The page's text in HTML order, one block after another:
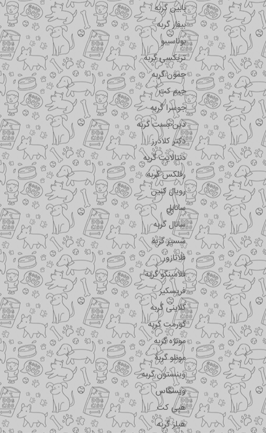
بابین گربه
بیفار گربه
بوناسیبو
تریکسی گربه
جمون گربه
جیم کت
جوسرا گربه
دین بست گربه
دکتر کلادرز
دنتالایت گربه
رفلکس گربه
رویال کنین
سانابل
سانال گربه
شسیر گربه
فلاتازور
فلامینگو گربه
فریسکیز
کلاینی گربه
گورمت گربه
مونژه گربه
مونلو گربه
وینستون گربه
ویسکاس
هپی کت
هیلز گربه